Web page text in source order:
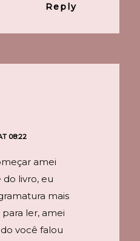
Reply
08:22
amei
livro, eu
mais
ler, amei
você falou